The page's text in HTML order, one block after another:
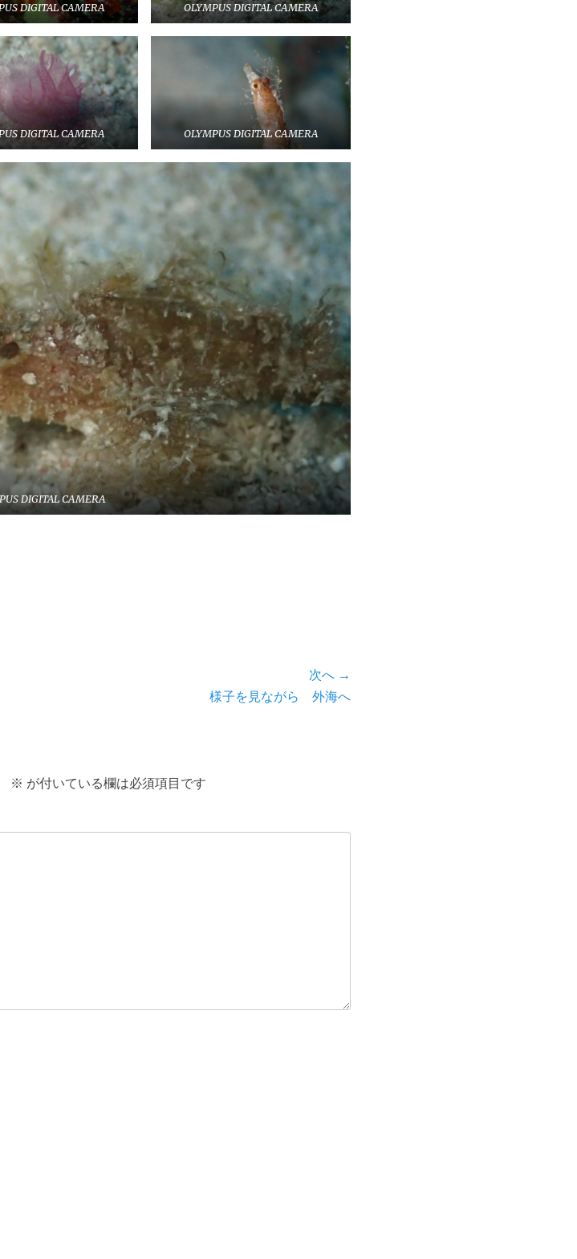
DIGITAL CAMERA OLYMPUS DIGITAL CAMERA
DIGITAL CAMERA OLYMPUS DIGITAL CAMERA
DIGITAL CAMERA
次へ →
様子を見ながら 外海へ
※ が付いている欄は必須項目です